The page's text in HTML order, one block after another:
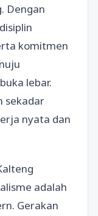
Dengan
komitmen
lebar.
sekadar
nyata dan
adalah
Gerakan